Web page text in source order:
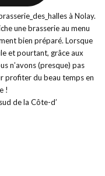
de la Côte-d’